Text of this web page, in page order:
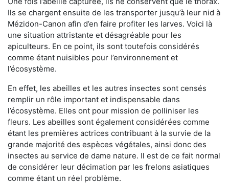
Ils se chargent ensuite de les transporter jusqu’à leur nid à
Mézidon-Canon afin d’en faire profiter les larves. Voici là
une situation attristante et désagréable pour les
apiculteurs. En ce point, ils sont toutefois considérés
comme étant nuisibles pour l’environnement et
l’écosystème.
En effet, les abeilles et les autres insectes sont censés
remplir un rôle important et indispensable dans
l’écosystème. Elles ont pour mission de polliniser les
fleurs. Les abeilles sont également considérées comme
étant les premières actrices contribuant à la survie de la
grande majorité des espèces végétales, ainsi donc des
insectes au service de dame nature. Il est de ce fait normal
de considérer leur décimation par les frelons asiatiques
comme étant un réel problème.